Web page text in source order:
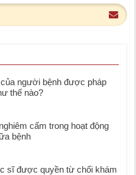
người bệnh được pháp
thế nào?
cấm trong hoạt động
bệnh
sĩ được quyền từ chối khám